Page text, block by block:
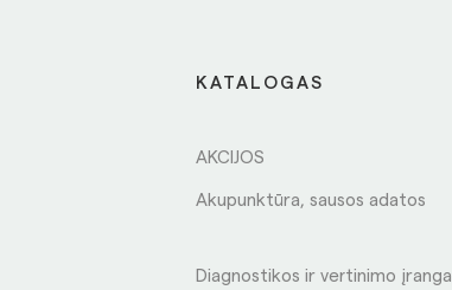
KATALOGAS
AKCIJOS
Akupunktūra, sausos adatos
Diagnostikos ir vertinimo įranga